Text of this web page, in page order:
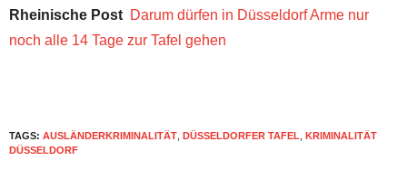
Rheinische Post Darum dürfen in Düsseldorf Arme nur
noch alle 14 Tage zur Tafel gehen
TAGS: AUSLÄNDERKRIMINALITÄT DÜSSELDORFER TAFEL KRIMINALITÄT
DÜSSELDORF